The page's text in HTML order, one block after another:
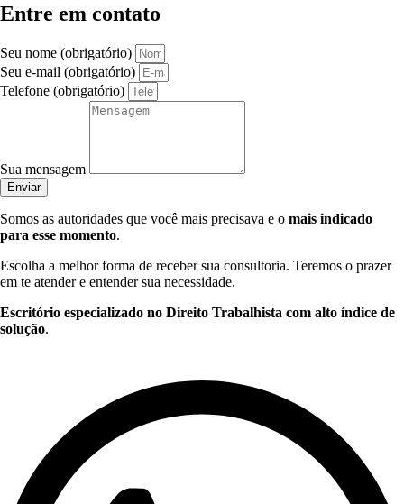
Entre em contato
Seu nome (obrigatório)
Seu e-mail (obrigatório)
Telefone (obrigatório)
Sua mensagem
Enviar
Somos as autoridades que você mais precisava e o mais indicado
para esse momento.
Escolha a melhor forma de receber sua consultoria. Teremos o prazer
em te atender e entender sua necessidade.
Escritório especializado no Direito Trabalhista com alto índice de
solução.